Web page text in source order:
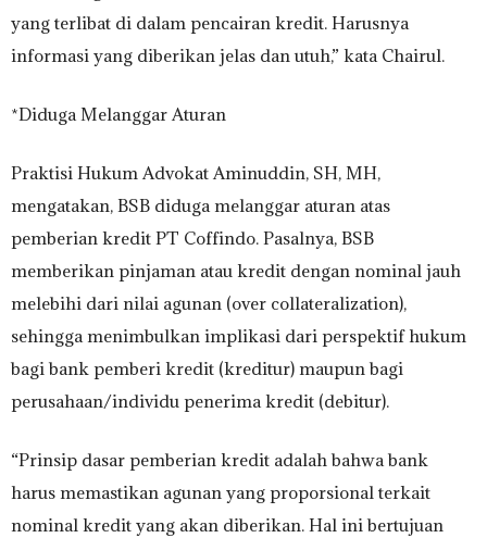
yang terlibat di dalam pencairan kredit. Harusnya
informasi yang diberikan jelas dan utuh,” kata Chairul.
*Diduga Melanggar Aturan
Praktisi Hukum Advokat Aminuddin, SH, MH,
mengatakan, BSB diduga melanggar aturan atas
pemberian kredit PT Coffindo. Pasalnya, BSB
memberikan pinjaman atau kredit dengan nominal jauh
melebihi dari nilai agunan (over collateralization),
sehingga menimbulkan implikasi dari perspektif hukum
bagi bank pemberi kredit (kreditur) maupun bagi
perusahaan/individu penerima kredit (debitur).
“Prinsip dasar pemberian kredit adalah bahwa bank
harus memastikan agunan yang proporsional terkait
nominal kredit yang akan diberikan. Hal ini bertujuan